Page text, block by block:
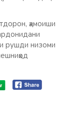
ҳамоиши
рушди низоми